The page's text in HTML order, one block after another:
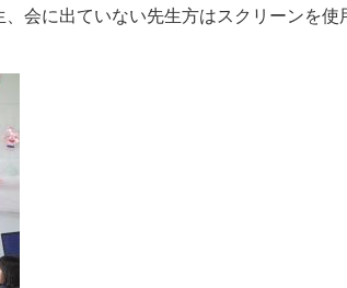
会に出ていない先生方はスクリーンを使